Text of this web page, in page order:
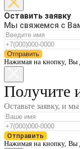
Оставить заявку
Мы свяжемся с
Отправить
Нажимая на кнопку, Вы
Получите
Оставьте заявку, и
Отправить
Нажимая на кнопку, Вы